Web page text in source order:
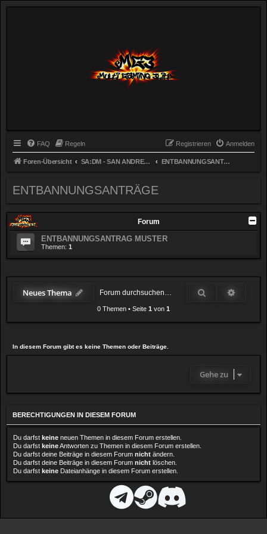
FAQ Regeln Anmelden
Registrieren
Foren-Übersicht SA:DM - SAN ANDREAS DEATHMATCH (server.mg3-clan.de) ENTBANNUNGSANTRÄGE
ENTBANNUNGSANTRÄGE
Forum
ENTBANNUNGSANTRAG MUSTER
Themen: 1
Neues Thema
0 Themen • Seite 1 von 1
In diesem Forum gibt es keine Themen oder Beiträge.
Gehe zu
BERECHTIGUNGEN IN DIESEM FORUM
Du darfst keine neuen Themen in diesem Forum erstellen.
Du darfst keineAntworten zu Themen in diesem Forum erstellen.
Du darfst deine Beiträge in diesem Forum nicht ändern.
Du darfst deine Beiträge in diesem Forum nicht löschen.
Du darfst keine Dateianhänge in diesem Forum erstellen.
i
T
e
S
t
D
i